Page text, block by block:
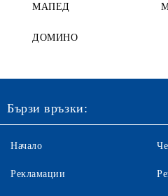
МАПЕД
ДОМИНО
Бързи връзки:
Начало
Рекламации